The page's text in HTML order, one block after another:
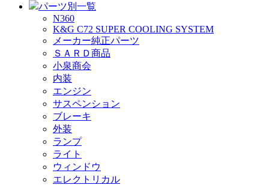
パーツ別一覧
N360
K&G C72 SUPER COOLING SYSTEM
メーカー純正パーツ
ＳＡＲＤ商品
小泉商会
内装
エンジン
サスペンション
ブレーキ
外装
ランプ
ライト
ウィンドウ
エレクトリカル